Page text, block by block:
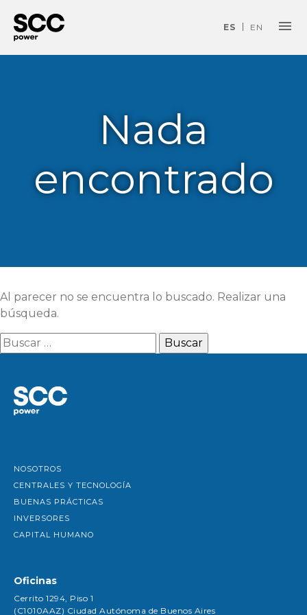
Saltar al contenido
ES EN
Nada
encontrado
Al parecer no se encuentra lo buscado. Realizar una
búsqueda.
Buscar:
NOSOTROS
CENTRALES Y TECNOLOGÍA
BUENAS PRÁCTICAS
INVERSORES
CAPITAL HUMANO
Oficinas
Cerrito 1294, Piso 1
(C1010AAZ) Ciudad Autónoma de Buenos Aires